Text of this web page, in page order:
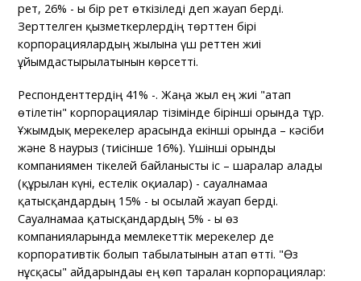
рет, 26% - ы бір рет өткізіледі деп жауап берді.
Зерттелген қызметкерлердің төрттен бірі
корпорациялардың жылына үш реттен жиі
ұйымдастырылатынын көрсетті.
Респонденттердің 41% -. Жаңа жыл ең жиі "атап
өтілетін" корпорациялар тізімінде бірінші орында тұр.
Ұжымдық мерекелер арасында екінші орында – кәсіби
және 8 наурыз (тиісінше 16%). Үшінші орынды
компаниямен тікелей байланысты іс – шаралар алады
(құрылған күні, естелік оқиғалар) - сауалнамаға
қатысқандардың 15% - ы осылай жауап берді.
Сауалнамаға қатысқандардың 5% - ы өз
компанияларында мемлекеттік мерекелер де
корпоративтік болып табылатынын атап өтті. "Өз
нұсқасы" айдарындағы ең көп таралған корпорациялар: